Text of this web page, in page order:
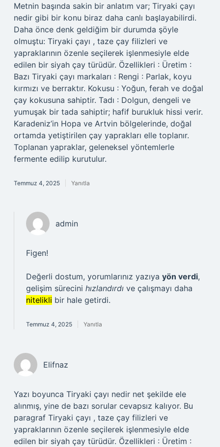
Metnin başında sakin bir anlatım var; Tiryaki çayı
nedir gibi bir konu biraz daha canlı başlayabilirdi.
Daha önce denk geldiğim bir durumda şöyle
olmuştu: Tiryaki çayı , taze çay filizleri ve
yapraklarının özenle seçilerek işlenmesiyle elde
edilen bir siyah çay türüdür. Özellikleri : Üretim :
Bazı Tiryaki çayı markaları : Rengi : Parlak, koyu
kırmızı ve berraktır. Kokusu : Yoğun, ferah ve doğal
çay kokusuna sahiptir. Tadı : Dolgun, dengeli ve
yumuşak bir tada sahiptir; hafif burukluk hissi verir.
Karadeniz’in Hopa ve Artvin bölgelerinde, doğal
ortamda yetiştirilen çay yaprakları elle toplanır.
Toplanan yapraklar, geleneksel yöntemlerle
fermente edilip kurutulur.
Temmuz 4, 2025 Yanıtla
admin
Figen!
Değerli dostum, yorumlarınız yazıya yön verdi,
gelişim sürecini hızlandırdı ve çalışmayı daha
nitelikli bir hale getirdi.
Temmuz 4, 2025 Yanıtla
Elifnaz
Yazı boyunca Tiryaki çayı nedir net şekilde ele
alınmış, yine de bazı sorular cevapsız kalıyor. Bu
paragraf Tiryaki çayı , taze çay filizleri ve
yapraklarının özenle seçilerek işlenmesiyle elde
edilen bir siyah çay türüdür. Özellikleri : Üretim :